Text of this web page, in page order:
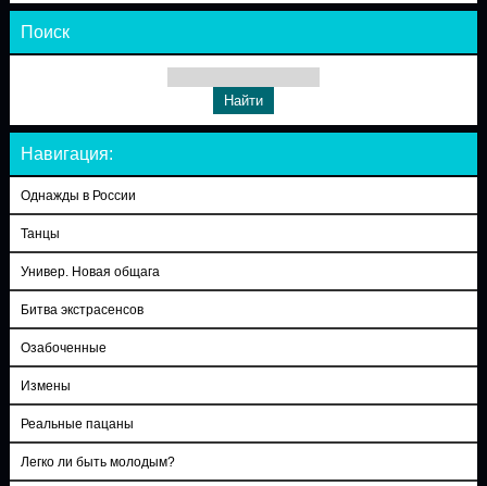
Поиск
Навигация:
Однажды в России
Танцы
Универ. Новая общага
Битва экстрасенсов
Озабоченные
Измены
Реальные пацаны
Легко ли быть молодым?